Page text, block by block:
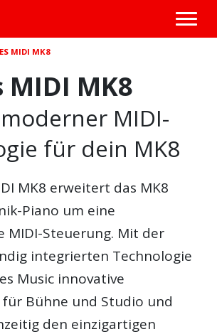
MIDI MK8
MIDI MK8
MIDI-
für dein MK8
MK8 erweitert das MK8
Piano um eine
Steuerung. Mit der
integrierten Technologie
Music innovative
Bühne und Studio und
den einzigartigen